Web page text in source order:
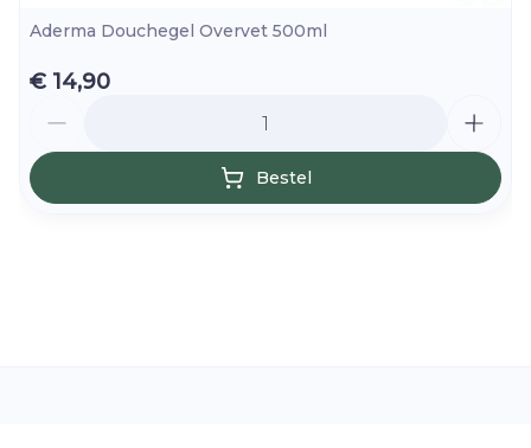
Aderma Douchegel Overvet 500ml
€ 14,90
Bestel